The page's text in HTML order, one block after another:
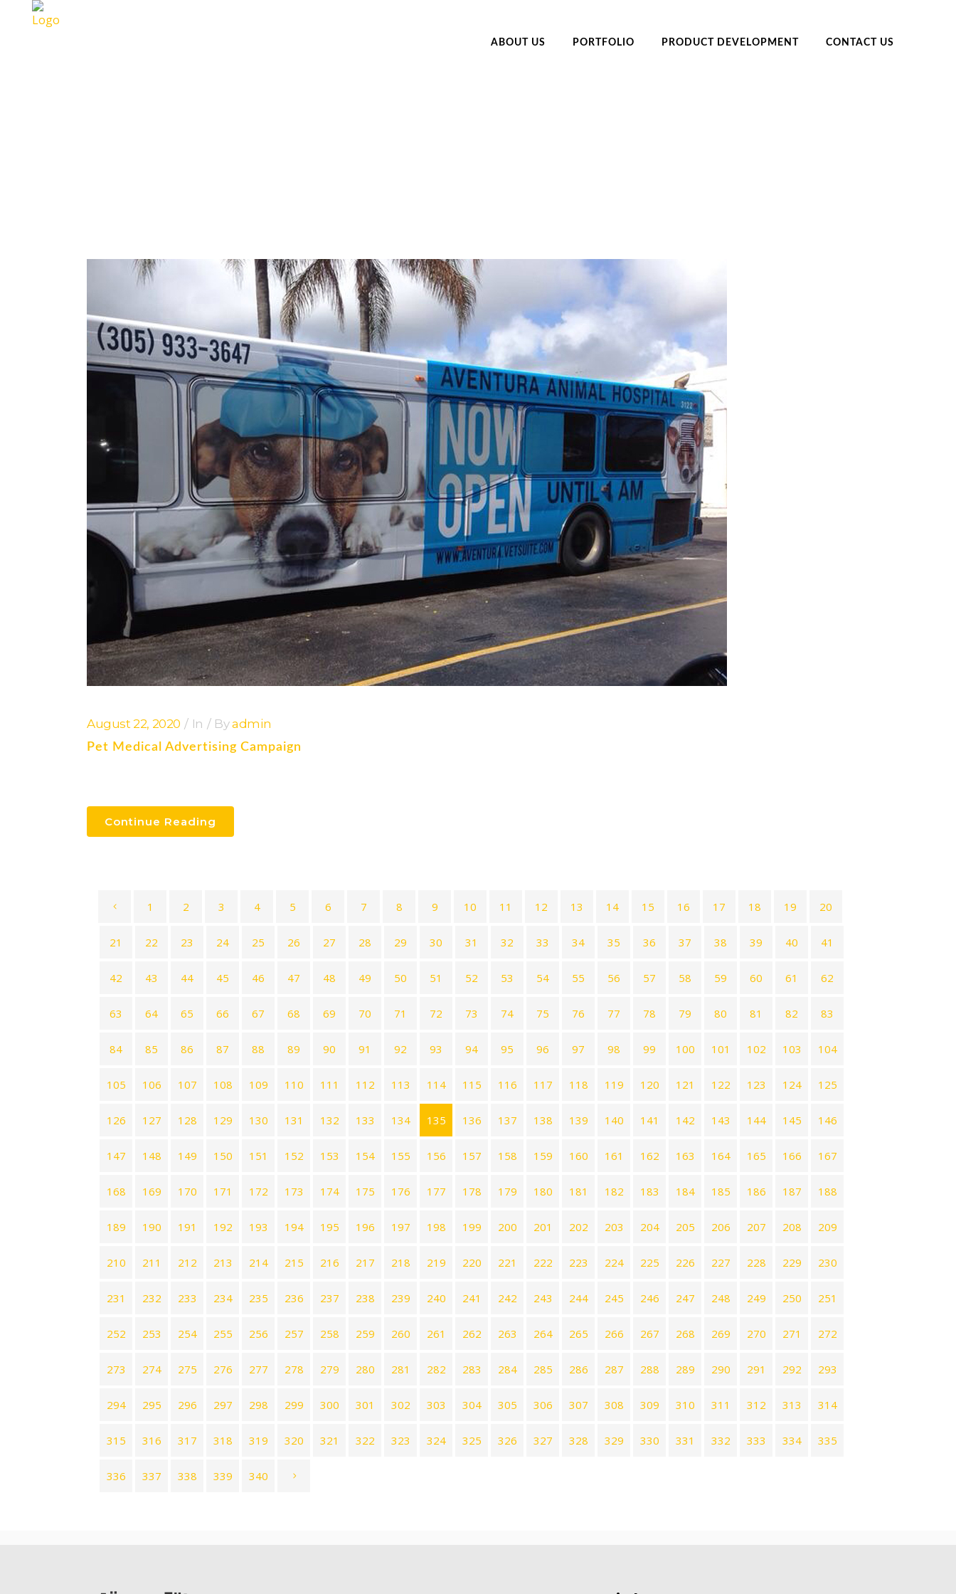
ABOUT US PORTFOLIO PRODUCT DEVELOPMENT CONTACT US
August 22, 2020 In Byadmin
Pet Medical Advertising Campaign
Continue Reading
1 2 3 4 5 6 7 8 9 10 11 12 13 14 15 16 17 18 19 20
21 22 23 24 25 26 27 28 29 30 31 32 33 34 35 36 37 38 39 40 41
42 43 44 45 46 47 48 49 50 51 52 53 54 55 56 57 58 59 60 61 62
63 64 65 66 67 68 69 70 71 72 73 74 75 76 77 78 79 80 81 82 83
84 85 86 87 88 89 90 91 92 93 94 95 96 97 98 99 100 101 102 103 104
105 106 107 108 109 110 111 112 113 114 115 116 117 118 119 120 121 122 123 124 125
126 127 128 129 130 131 132 133 134 135 136 137 138 139 140 141 142 143 144 145 146
147 148 149 150 151 152 153 154 155 156 157 158 159 160 161 162 163 164 165 166 167
168 169 170 171 172 173 174 175 176 177 178 179 180 181 182 183 184 185 186 187 188
189 190 191 192 193 194 195 196 197 198 199 200 201 202 203 204 205 206 207 208 209
210 211 212 213 214 215 216 217 218 219 220 221 222 223 224 225 226 227 228 229 230
231 232 233 234 235 236 237 238 239 240 241 242 243 244 245 246 247 248 249 250 251
252 253 254 255 256 257 258 259 260 261 262 263 264 265 266 267 268 269 270 271 272
273 274 275 276 277 278 279 280 281 282 283 284 285 286 287 288 289 290 291 292 293
294 295 296 297 298 299 300 301 302 303 304 305 306 307 308 309 310 311 312 313 314
315 316 317 318 319 320 321 322 323 324 325 326 327 328 329 330 331 332 333 334 335
336 337 338 339 340